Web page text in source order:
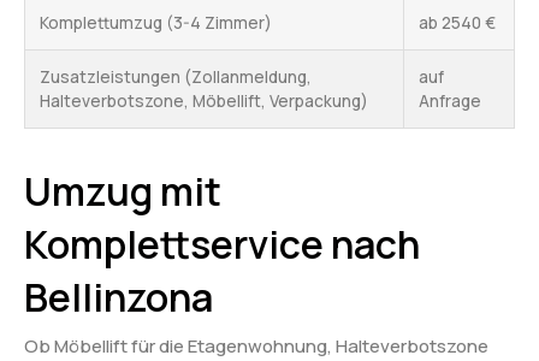
Komplettumzug (3-4 Zimmer) ab 2540 €
Zusatzleistungen (Zollanmeldung,
Halteverbotszone, Möbellift, Verpackung)
auf
Anfrage
Umzug mit
Komplettservice nach
Bellinzona
Ob Möbellift für die Etagenwohnung, Halteverbotszone